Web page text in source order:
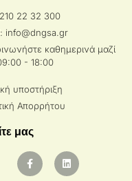
22 32 300
info@dngsa.gr
καθημερινά μαζί
- 18:00
υποστήριξη
Απορρήτου
μας